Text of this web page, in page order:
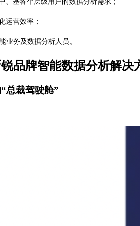
运营效率；
业务及数据分析人员。
品牌智能数据分析解决
总裁驾驶舱”